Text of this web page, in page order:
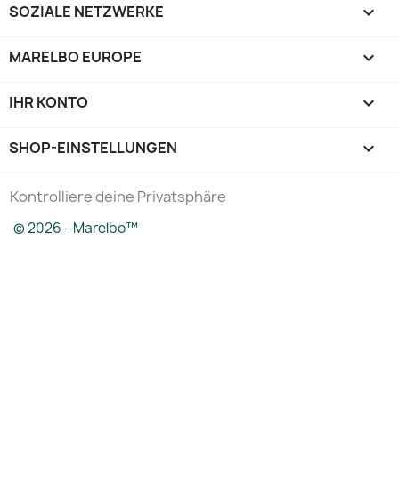
SOZIALE NETZWERKE 
MARELBO EUROPE 
IHR KONTO 
SHOP-EINSTELLUNGEN keyboard_arrow_down
Kontrolliere deine Privatsphäre
© 2026 - Marelbo™